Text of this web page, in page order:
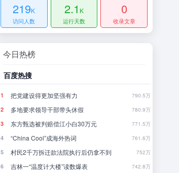
219K
访问人数
2.1 K
运行天数
0
收录文章
今日热榜
百度热搜
1 把党建设得更加坚强有力 790.5万
2 多地要求领导干部带头休假 780.9万
3 东方甄选被判赔偿江小白30万元 771.5万
4 “China Cool”成海外热词 761.6万
5 村民2千万拆迁款法院执行后仍拿不到 752万
6 吉林一“温度计大楼”读数爆表 742.8万